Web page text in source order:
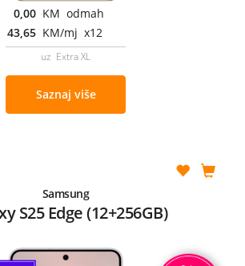
0,00 KM odmah
43,65 KM/mj x12
uz Extra XL
Saznaj više
Samsung
S25 Edge (12+256GB)